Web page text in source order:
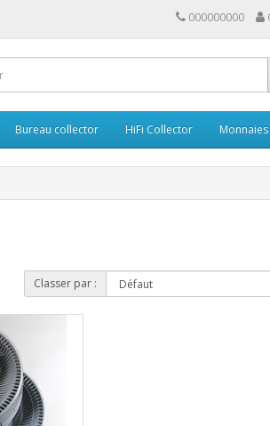
000000000
Bureau collector HiFi Collector
Classer par :